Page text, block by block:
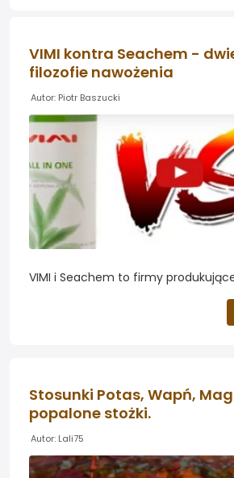
VIMI kontra Seachem -
filozofie nawożenia
Autor: Piotr Baszucki
VIMI i Seachem to firmy
systemy nawożenia - jeden oparty
"wszystko w jednym" i drugi
Stosunki Potas, Wapń,
popalone stożki.
Autor: Lali75